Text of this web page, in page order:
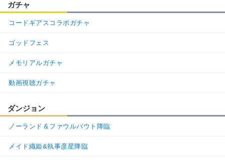
ガチャ
コードギアスコラボガチャ
ゴッドフェス
メモリアルガチャ
動画視聴ガチャ
ダンジョン
ノーランド＆ファウルバウト降臨
メイド織姫&執事彦星降臨